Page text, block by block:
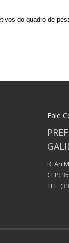
do quadro de
Fale
R. Ari
CEP:
TEL.